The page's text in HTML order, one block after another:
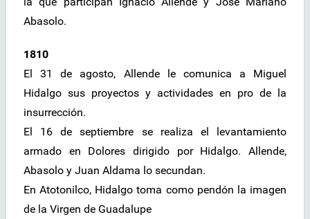
Abasolo.
1810
El 31 de agosto, Allende le comunica a Miguel
Hidalgo sus proyectos y actividades en pro de la
insurrección.
El 16 de septiembre se realiza el levantamiento
armado en Dolores dirigido por Hidalgo. Allende,
Abasolo y Juan Aldama lo secundan.
En Atotonilco, Hidalgo toma como pendón la imagen
de la Virgen de Guadalupe